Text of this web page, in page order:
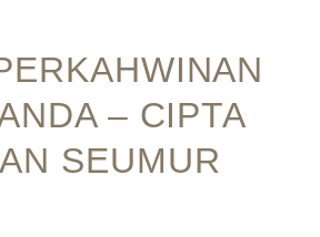
– CIPTA
SEUMUR